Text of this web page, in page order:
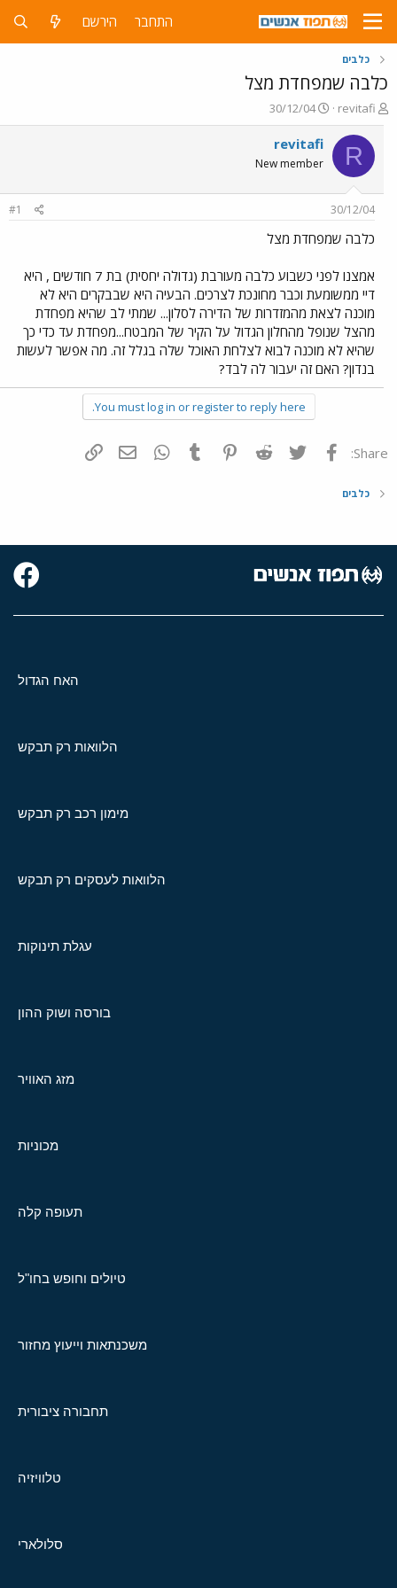
התחבר הירשם
כלבים
כלבה שמפחדת מצל
פ
ו
ת
ח
ה
ש
א
revitafi
פ
ו
ר
ם
ר
30/12/04
R
revitafi
New member
30/12/04
#1
כלבה שמפחדת מצל
אמצנו לפני כשבוע כלבה מעורבת (גדולה יחסית) בת 7 חודשים , היא
דיי ממשומעת וכבר מחונכת לצרכים. הבעיה היא שבבקרים היא לא
מוכנה לצאת מהמזדרות של הדירה לסלון... שמתי לב שהיא מפחדת
מהצל שנופל מהחלון הגדול על הקיר של המבטח...מפחדת עד כדי כך
שהיא לא מוכנה לבוא לצלחת האוכל שלה בגלל זה. מה אפשר לעשות
בנדון? האם זה יעבור לה לבד?
You must log in or register to reply here.
Share: פייסבוק Twitter
Reddit
Pinterest
Tumblr
WhatsAppדואר אלקטרוני
כלבים
האח הגדול
הלוואות רק תבקש
מימון רכב רק תבקש
הלוואות לעסקים רק תבקש
עגלת תינוקות
בורסה ושוק ההון
מזג האוויר
מכוניות
תעופה קלה
טיולים וחופש בחו"ל
משכנתאות וייעוץ מחזור
תחבורה ציבורית
טלוויזיה
סלולארי